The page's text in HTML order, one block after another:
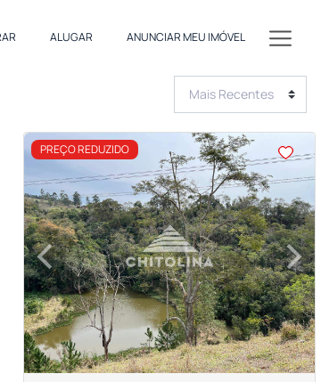
ALUGAR ANUNCIAR MEU IMÓVEL
PREÇO REDUZIDO
<<<<
‹Previous ›
Next